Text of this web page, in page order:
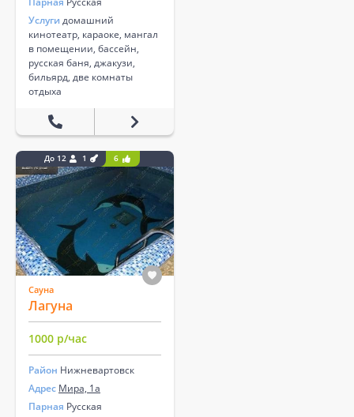
Услуги домашний
кинотеатр, караоке, мангал
в помещении, бассейн,
русская баня, джакузи,
бильярд, две комнаты
отдыха
До 12 1 6
Сауна
Лагуна
1000 р/час
Район Нижневартовск
Адрес Мира, 1а
Парная Русская